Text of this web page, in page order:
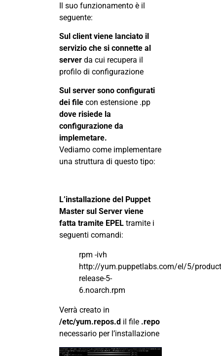
Il suo funzionamento è il
seguente:
Sul client viene lanciato il
servizio che si connette al
server da cui recupera il
profilo di configurazione
Sul server sono configurati
dei file con estensione .pp
dove risiede la
configurazione da
implemetare.
Vediamo come implementare
una struttura di questo tipo:
L’installazione del Puppet
Master sul Server viene
fatta tramite EPEL tramite i
seguenti comandi:
rpm -ivh
http://yum.puppetlabs.com/el/5/
release-5-
6.noarch.rpm
Verrà creato in
/etc/yum.repos.d il file .repo
necessario per l’installazione